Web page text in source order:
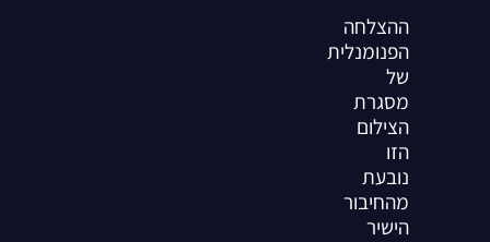
ההצלחה
הפנומנלית
של
מסגרת
הצילום
הזו
נובעת
מהחיבור
הישיר